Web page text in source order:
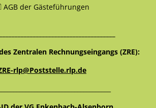
AGB der Gästeführungen
Zentralen Rechnungseingangs (ZRE):
rlp@Poststelle.rlp.de